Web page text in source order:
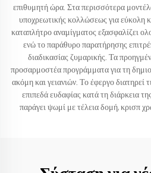
επιθυμητή ώρα. Στα περισσότερα
υποχρεωτικής κολλώσεως για εύκολη
καταπλήτρο αναμίγματος εξασφαλίζει
ενώ το παράθυρο παρατήρησης
διαδικασίας ζυμαρικής. Τα
προσαρμοστέα προγράμματα για τη
ακόμη και γειανιών. Το έφεργο διατηρεί
επιπεδά ευδαφίας κατά τη διάρκεια
παράγει ψωμί με τέλεια δομή, κρισπ